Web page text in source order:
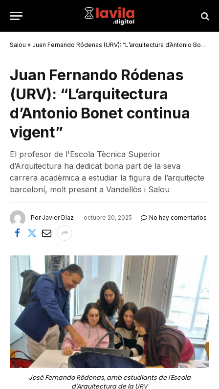
Salou » Juan Fernando Ródenas (URV): “L’arquitectura d’Antonio Bonet continua vigent”
Juan Fernando Ródenas
(URV): “L’arquitectura
d’Antonio Bonet continua
vigent”
El profesor de l'Escola Tècnica Superior
d’Arquitectura ha dedicat bona part de la seva
carrera acadèmica a estudiar la figura de l’arquitecte
barceloní, molt present a Vandellòs i Salou
Por Javier Díaz octubre 20, 2025 No hay comentarios
José Fernando Ródenas, amb estudiants de l'Escola
d'Arquitectura de la URV